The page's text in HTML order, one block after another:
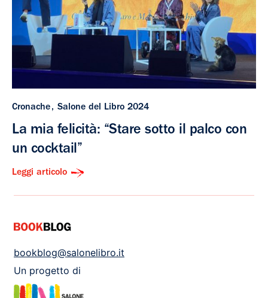
Cronache Salone del Libro 2024
La mia felicità: “Stare sotto il palco con
un cocktail”
Leggi articolo
bookblog@salonelibro.it
Un progetto di